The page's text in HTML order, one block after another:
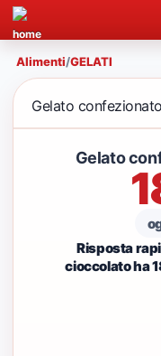
Alimenti/GELATI
Gelato
Gelato
Risposta
cioccolato ha